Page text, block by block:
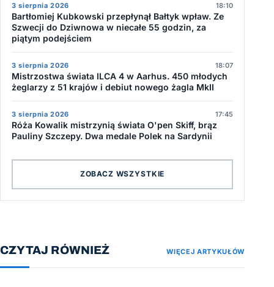
3 sierpnia 2026 18:10
Bartłomiej Kubkowski przepłynął Bałtyk wpław. Ze
Szwecji do Dziwnowa w niecałe 55 godzin, za
piątym podejściem
3 sierpnia 2026 18:07
Mistrzostwa świata ILCA 4 w Aarhus. 450 młodych
żeglarzy z 51 krajów i debiut nowego żagla MkII
3 sierpnia 2026 17:45
Róża Kowalik mistrzynią świata O'pen Skiff, brąz
Pauliny Szczepy. Dwa medale Polek na Sardynii
ZOBACZ WSZYSTKIE
CZYTAJ RÓWNIEŻ WIĘCEJ ARTYKUŁÓW